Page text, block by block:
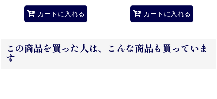
カートに入れる カートに入れる
この商品を買った人は、こんな商品も買っていま
す